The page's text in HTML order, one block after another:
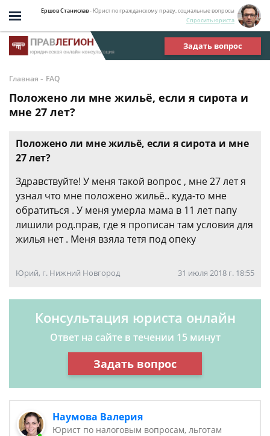
Ершов Станислав- Юрист по гражданскому праву, социальные вопросы
Спросить юриста
Задать вопрос
Главная - FAQ
Положено ли мне жильё, если я сирота и
мне 27 лет?
Положено ли мне жильё, если я сирота и мне
27 лет?
Здравствуйте! У меня такой вопрос , мне 27 лет я
узнал что мне положено жильё.. куда-то мне
обратиться . У меня умерла мама в 11 лет папу
лишили род.прав, где я прописан там условия для
жилья нет . Меня взяла тетя под опеку
Юрий, г. Нижний Новгород 31 июля 2018 г. 18:55
Консультация юриста онлайн
Ответ на сайте в течении 15 минут
Задать вопрос
Наумова Валерия
Юрист по налоговым вопросам, льготам